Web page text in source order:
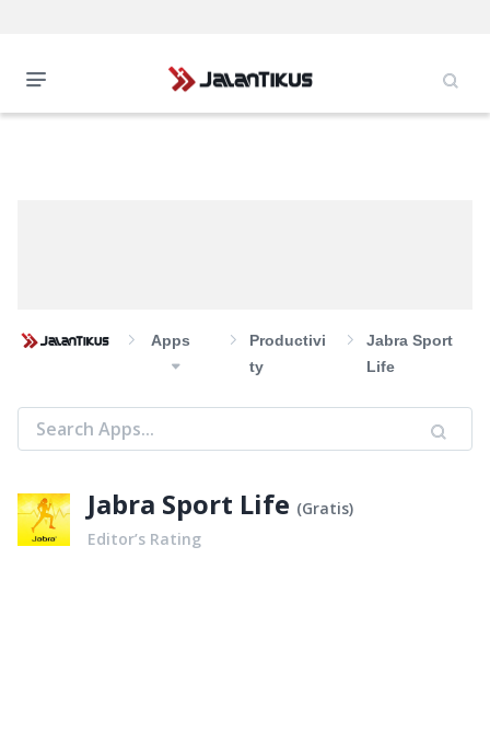
Apps
Productivi
Ty
Jabra Sport
Life
Jabra Sport Life (Gratis)
Editor’s Rating